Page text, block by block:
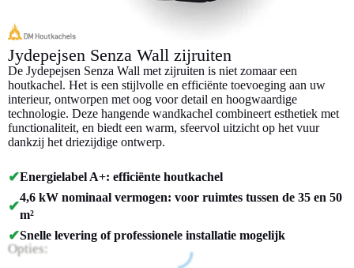
Jydepejsen Senza Wall zijruiten
De Jydepejsen Senza Wall met zijruiten is niet zomaar een
houtkachel. Het is een stijlvolle en efficiënte toevoeging aan uw
interieur, ontworpen met oog voor detail en hoogwaardige
technologie. Deze hangende wandkachel combineert esthetiek met
functionaliteit, en biedt een warm, sfeervol uitzicht op het vuur
dankzij het driezijdige ontwerp.
✔Energielabel A+: efficiënte houtkachel
✔
4,6 kW nominaal vermogen: voor ruimtes tussen de 35 en 50
m²
✔Snelle levering of professionele installatie mogelijk
Opties: